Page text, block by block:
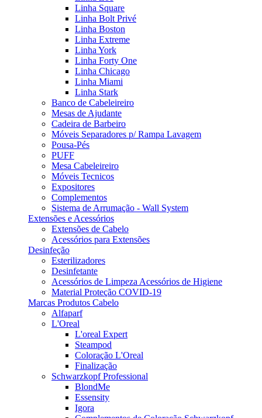
Linha Square
Linha Bolt Privé
Linha Boston
Linha Extreme
Linha York
Linha Forty One
Linha Chicago
Linha Miami
Linha Stark
Banco de Cabeleireiro
Mesas de Ajudante
Cadeira de Barbeiro
Móveis Separadores p/ Rampa Lavagem
Pousa-Pés
PUFF
Mesa Cabeleireiro
Móveis Tecnicos
Expositores
Complementos
Sistema de Arrumação - Wall System
Extensões e Acessórios
Extensões de Cabelo
Acessórios para Extensões
Desinfeção
Esterilizadores
Desinfetante
Acessórios de Limpeza Acessórios de Higiene
Material Proteção COVID-19
Marcas Produtos Cabelo
Alfaparf
L'Oreal
L'oreal Expert
Steampod
Coloração L'Oreal
Finalização
Schwarzkopf Professional
BlondMe
Essensity
Igora